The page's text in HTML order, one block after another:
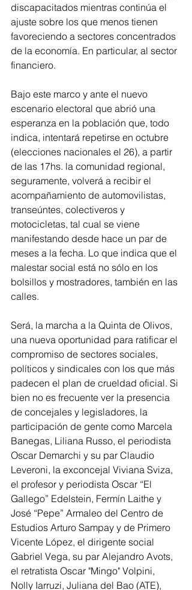
discapacitados mientras continúa el
ajuste sobre los que menos tienen
favoreciendo a sectores concentrados
de la economía. En particular, al sector
financiero.
Bajo este marco y ante el nuevo
escenario electoral que abrió una
esperanza en la población que, todo
indica, intentará repetirse en octubre
(elecciones nacionales el 26), a partir
de las 17hs. la comunidad regional,
seguramente, volverá a recibir el
acompañamiento de automovilistas,
transeúntes, colectiveros y
motocicletas, tal cual se viene
manifestando desde hace un par de
meses a la fecha. Lo que indica que el
malestar social está no sólo en los
bolsillos y mostradores, también en las
calles.
Será, la marcha a la Quinta de Olivos,
una nueva oportunidad para ratificar el
compromiso de sectores sociales,
políticos y sindicales con los que más
padecen el plan de crueldad oficial. Si
bien no es frecuente ver la presencia
de concejales y legisladores, la
participación de gente como Marcela
Banegas, Liliana Russo, el periodista
Oscar Demarchi y su par Claudio
Leveroni, la exconcejal Viviana Sviza,
el profesor y periodista Oscar “El
Gallego” Edelstein, Fermín Laithe y
José “Pepe” Armaleo del Centro de
Estudios Arturo Sampay y de Primero
Vicente López, el dirigente social
Gabriel Vega, su par Alejandro Avots,
el retratista Oscar "Mingo" Volpini,
Nolly Iarruzi, Juliana del Bao (ATE),